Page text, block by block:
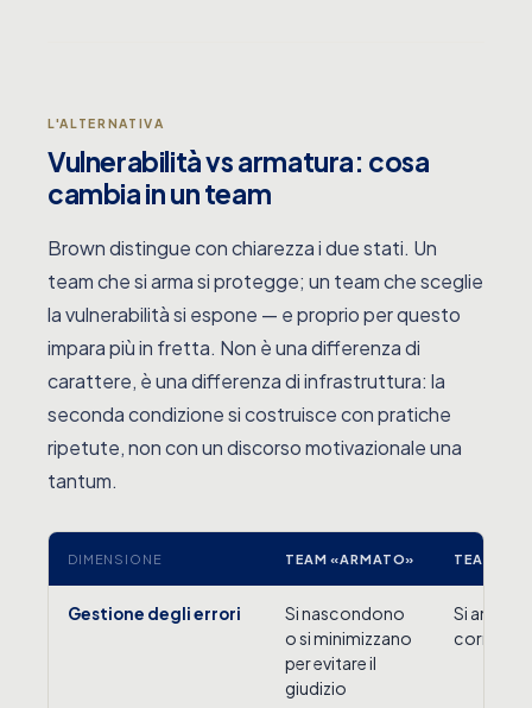
L'ALTERNATIVA
Vulnerabilità vs armatura: cosa
cambia in un team
Brown distingue con chiarezza i due stati. Un
team che si arma si protegge; un team che sceglie
la vulnerabilità si espone — e proprio per questo
impara più in fretta. Non è una differenza di
carattere, è una differenza di infrastruttura: la
seconda condizione si costruisce con pratiche
ripetute, non con un discorso motivazionale una
tantum.
DIMENSIONE TEAM «ARMATO» TEAM
Gestione degli errori
Si nascondono
o si minimizzano
per evitare il
giudizio
Si
corregge